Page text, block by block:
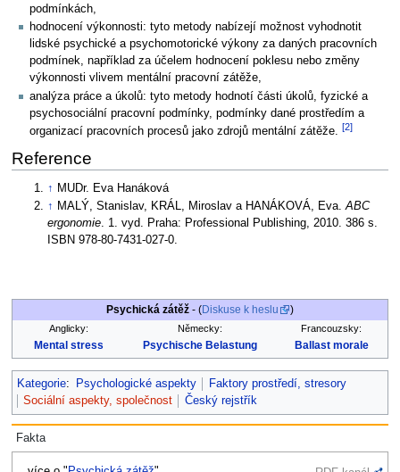
podmínkách,
hodnocení výkonnosti: tyto metody nabízejí možnost vyhodnotit
lidské psychické a psychomotorické výkony za daných pracovních
podmínek, například za účelem hodnocení poklesu nebo změny
výkonnosti vlivem mentální pracovní zátěže,
analýza práce a úkolů: tyto metody hodnotí části úkolů, fyzické a
psychosociální pracovní podmínky, podmínky dané prostředím a
organizací pracovních procesů jako zdrojů mentální zátěže. [2]
Reference
↑ MUDr. Eva Hanáková
↑ MALÝ, Stanislav, KRÁL, Miroslav a HANÁKOVÁ, Eva.ABC
ergonomie. 1. vyd. Praha: Professional Publishing, 2010. 386 s.
ISBN 978-80-7431-027-0.
Psychická zátěž - (Diskuse k heslu )
Anglicky: Německy: Francouzsky:
Mental stress Psychische Belastung Ballast morale
Kategorie: Psychologické aspekty
Faktory prostředí, stresory
Sociální aspekty, společnost
Český rejstřík
Fakta